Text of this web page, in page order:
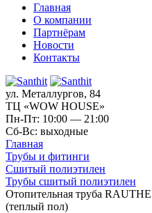
Главная
О компании
Партнёрам
Новости
Контакты
ул. Металлургов, 84
ТЦ «WOW HOUSE»
Пн-Пт: 10:00 — 21:00
Сб-Вс: выходные
Главная
Трубы и фитинги
Сшитый полиэтилен
Трубы сшитый полиэтилен
Отопительная труба
(теплый пол)